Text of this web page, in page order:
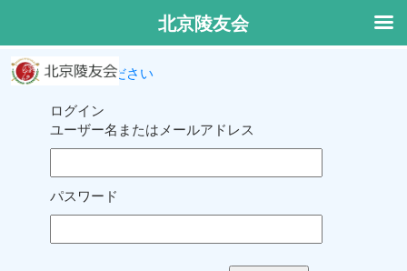
ログインしてください
ログイン
ユーザー名またはメールアドレス
パスワード
北京陵友会